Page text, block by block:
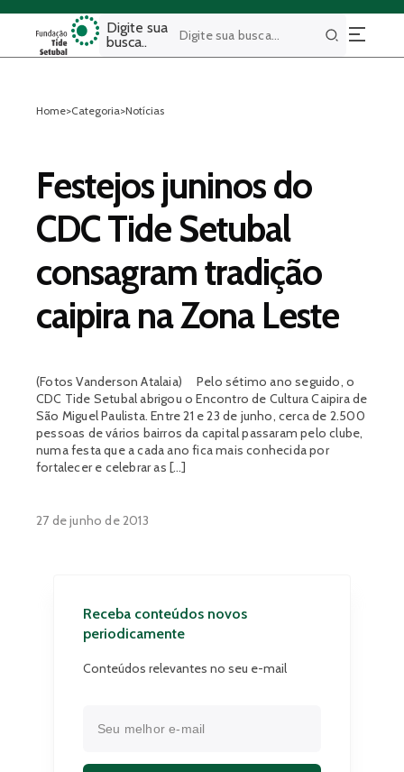
Digite sua
busca..
Buscar
Home>Categoria>Notícias
Festejos juninos do
CDC Tide Setubal
consagram tradição
caipira na Zona Leste
(Fotos Vanderson Atalaia) Pelo sétimo ano seguido, o
CDC Tide Setubal abrigou o Encontro de Cultura Caipira de
São Miguel Paulista. Entre 21 e 23 de junho, cerca de 2.500
pessoas de vários bairros da capital passaram pelo clube,
numa festa que a cada ano fica mais conhecida por
fortalecer e celebrar as […]
27 de junho de 2013
Receba conteúdos novos
periodicamente
Conteúdos relevantes no seu e-mail